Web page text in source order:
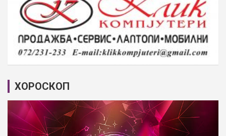
ХОРОСКОП